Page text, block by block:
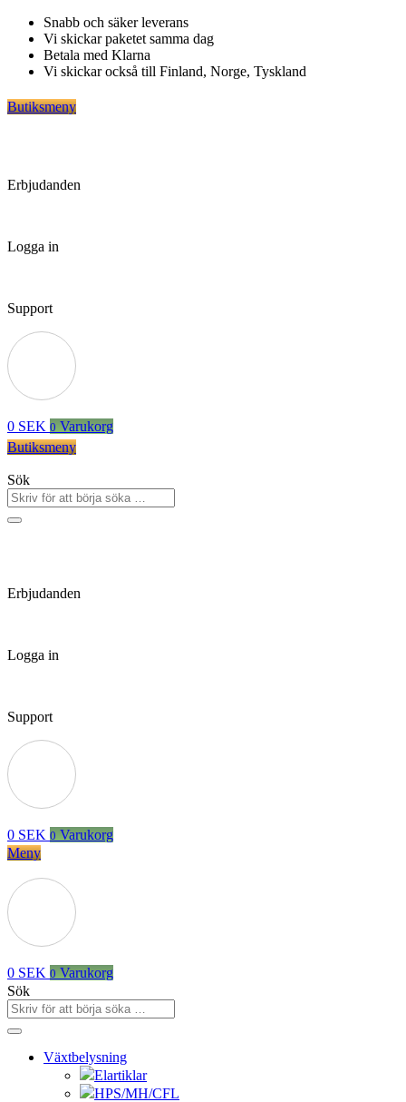
Hoppa
innehåll
Snabb och säker leverans
Vi skickar paketet samma dag
Betala med Klarna
Vi skickar också till Finland, Norge, Tyskland
Butiksmeny
Erbjudanden
Logga in
Support
0 SEK 0 Varukorg
Butiksmeny
Sök
Erbjudanden
Logga in
Support
0 SEK 0 Varukorg
Meny
0 SEK 0 Varukorg
Sök
Växtbelysning
Elartiklar
HPS/MH/CFL